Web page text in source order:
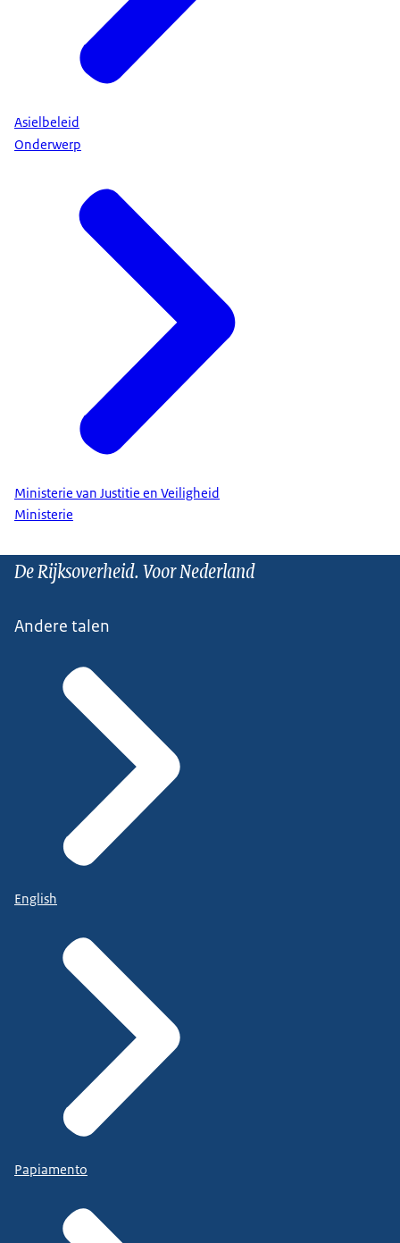
Asielbeleid
Onderwerp
Ministerie van Justitie en Veiligheid
Ministerie
De Rijksoverheid. Voor Nederland
Andere talen
English
Papiamento